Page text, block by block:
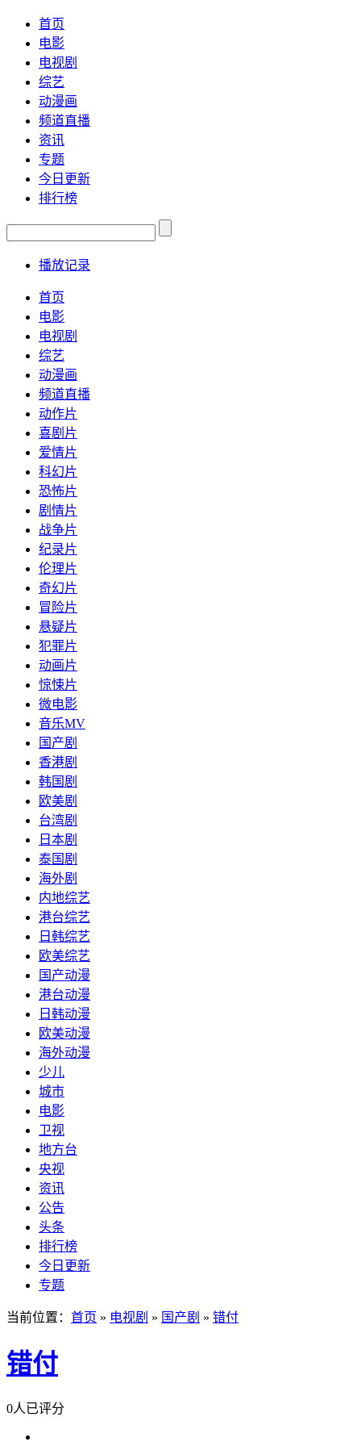
首页
电影
电视剧
综艺
动漫画
频道直播
资讯
专题
今日更新
排行榜
播放记录
首页
电影
电视剧
综艺
动漫画
频道直播
动作片
喜剧片
爱情片
科幻片
恐怖片
剧情片
战争片
纪录片
伦理片
奇幻片
冒险片
悬疑片
犯罪片
动画片
惊悚片
微电影
音乐MV
国产剧
香港剧
韩国剧
欧美剧
台湾剧
日本剧
泰国剧
海外剧
内地综艺
港台综艺
日韩综艺
欧美综艺
国产动漫
港台动漫
日韩动漫
欧美动漫
海外动漫
少儿
城市
电影
卫视
地方台
央视
资讯
公告
头条
排行榜
今日更新
专题
当前位置： 首页 » 电视剧 » 国产剧 » 错付
错付
0人已评分